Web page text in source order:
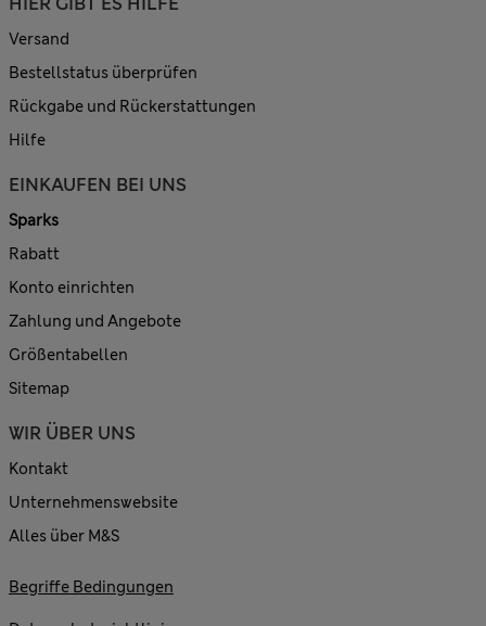
Versand
Bestellstatus überprüfen
Rückgabe und Rückerstattungen
Hilfe
EINKAUFEN BEI UNS
Sparks
Rabatt
Konto einrichten
Zahlung und Angebote
Größentabellen
Sitemap
WIR ÜBER UNS
Kontakt
Unternehmenswebsite
Alles über M&S
Begriffe Bedingungen